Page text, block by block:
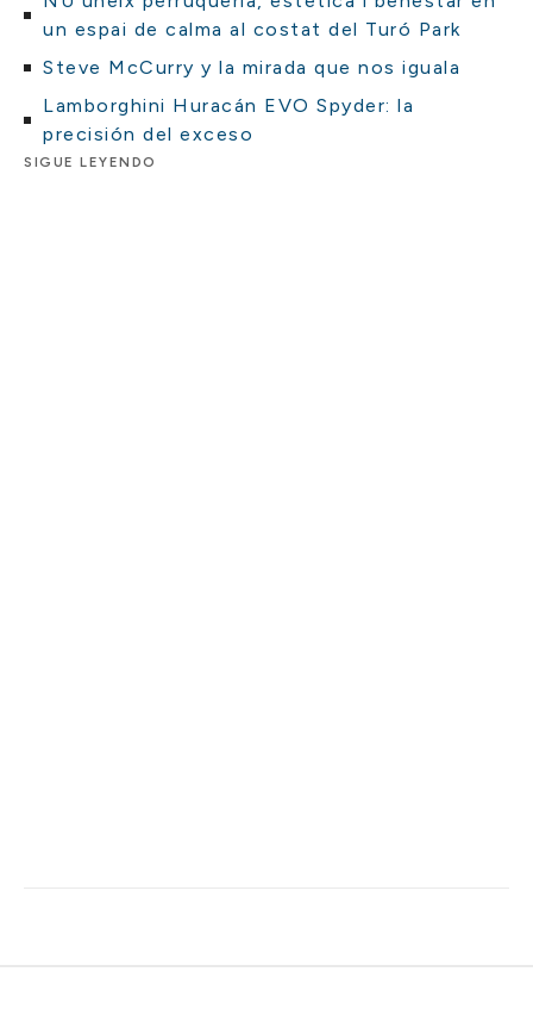
un espai de calma al costat del Turó Park
Steve McCurry y la mirada que nos iguala
Lamborghini Huracán EVO Spyder: la
precisión del exceso
SIGUE LEYENDO